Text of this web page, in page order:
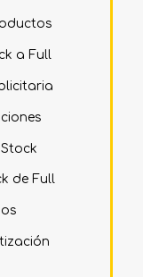
a Full
de Full